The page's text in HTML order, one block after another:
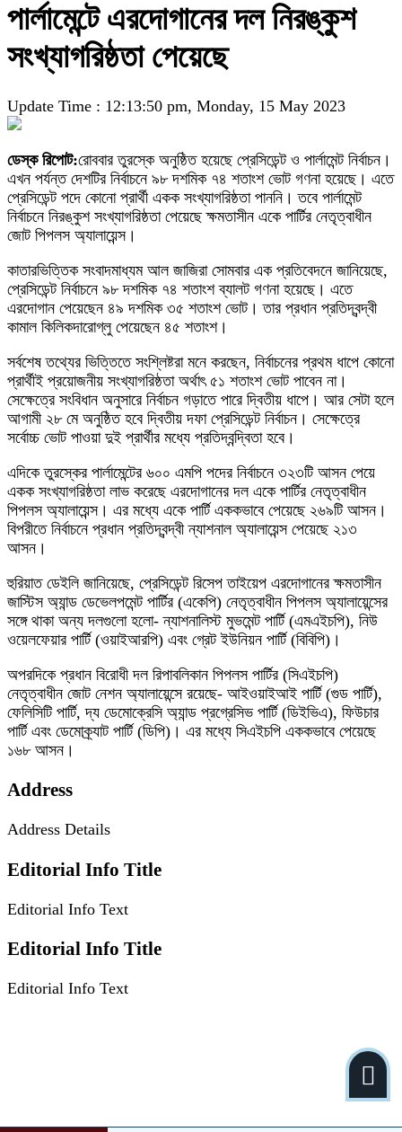
পার্লামেন্টে এরদোগানের দল নিরঙ্কুশ
সংখ্যাগরিষ্ঠতা পেয়েছে
Update Time : 12:13:50 pm, Monday, 15 May 2023
ডেস্ক রিপোট:রোববার তুরস্কে অনুষ্ঠিত হয়েছে প্রেসিডেন্ট ও পার্লামেন্ট নির্বাচন।
এখন পর্যন্ত দেশটির নির্বাচনে ৯৮ দশমিক ৭৪ শতাংশ ভোট গণনা হয়েছে। এতে
প্রেসিডেন্ট পদে কোনো প্রার্থী একক সংখ্যাগরিষ্ঠতা পাননি। তবে পার্লামেন্ট
নির্বাচনে নিরঙ্কুশ সংখ্যাগরিষ্ঠতা পেয়েছে ক্ষমতাসীন একে পার্টির নেতৃত্বাধীন
জোট পিপলস অ্যালায়েন্স।
কাতারভিত্তিক সংবাদমাধ্যম আল জাজিরা সোমবার এক প্রতিবেদনে জানিয়েছে,
প্রেসিডেন্ট নির্বাচনে ৯৮ দশমিক ৭৪ শতাংশ ব্যালট গণনা হয়েছে। এতে
এরদোগান পেয়েছেন ৪৯ দশমিক ৩৫ শতাংশ ভোট। তার প্রধান প্রতিদ্বন্দ্বী
কামাল কিলিকদারোগ্লু পেয়েছেন ৪৫ শতাংশ।
সর্বশেষ তথ্যের ভিত্তিতে সংশ্লিষ্টরা মনে করছেন, নির্বাচনের প্রথম ধাপে কোনো
প্রার্থীই প্রয়োজনীয় সংখ্যাগরিষ্ঠতা অর্থাৎ ৫১ শতাংশ ভোট পাবেন না।
সেক্ষেত্রে সংবিধান অনুসারে নির্বাচন গড়াতে পারে দ্বিতীয় ধাপে। আর সেটা হলে
আগামী ২৮ মে অনুষ্ঠিত হবে দ্বিতীয় দফা প্রেসিডেন্ট নির্বাচন। সেক্ষেত্রে
সর্বোচ্চ ভোট পাওয়া দুই প্রার্থীর মধ্যে প্রতিদ্বন্দ্বিতা হবে।
এদিকে তুরস্কের পার্লামেন্টের ৬০০ এমপি পদের নির্বাচনে ৩২৩টি আসন পেয়ে
একক সংখ্যাগরিষ্ঠতা লাভ করেছে এরদোগানের দল একে পার্টির নেতৃত্বাধীন
পিপলস অ্যালায়েন্স। এর মধ্যে একে পার্টি এককভাবে পেয়েছে ২৬৯টি আসন।
বিপরীতে নির্বাচনে প্রধান প্রতিদ্বন্দ্বী ন্যাশনাল অ্যালায়েন্স পেয়েছে ২১৩
আসন।
হুরিয়াত ডেইলি জানিয়েছে, প্রেসিডেন্ট রিসেপ তাইয়েপ এরদোগানের ক্ষমতাসীন
জাস্টিস অ্যান্ড ডেভেলপমেন্ট পার্টির (একেপি) নেতৃত্বাধীন পিপলস অ্যালায়েন্সের
সঙ্গে থাকা অন্য দলগুলো হলো- ন্যাশনালিস্ট মুভমেন্ট পার্টি (এমএইচপি), নিউ
ওয়েলফেয়ার পার্টি (ওয়াইআরপি) এবং গ্রেট ইউনিয়ন পার্টি (বিবিপি)।
অপরদিকে প্রধান বিরোধী দল রিপাবলিকান পিপলস পার্টির (সিএইচপি)
নেতৃত্বাধীন জোট নেশন অ্যালায়েন্সে রয়েছে- আইওয়াইআই পার্টি (গুড পার্টি),
ফেলিসিটি পার্টি, দ্য ডেমোক্রেসি অ্যান্ড প্রগ্রেসিভ পার্টি (ডিইভিএ), ফিউচার
পার্টি এবং ডেমোক্র্যাট পার্টি (ডিপি)। এর মধ্যে সিএইচপি এককভাবে পেয়েছে
১৬৮ আসন।
Address
Address Details
Editorial Info Title
Editorial Info Text
Editorial Info Title
Editorial Info Text